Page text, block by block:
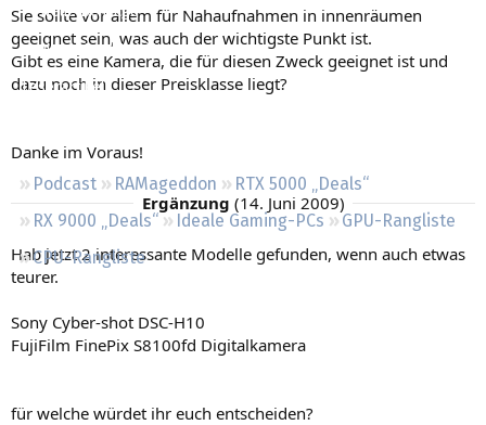
Neue Beiträge
Neueste Aktivitäten
Leserartikel
Podcast RAMageddon
RTX 5000 „Deals“
RX 9000 „Deals“
Ideale Gaming-PCs
GPU-Rangliste
CPU-Rangliste
Sie sollte vor allem für Nahaufnahmen in innenräumen
geeignet sein, was auch der wichtigste Punkt ist.
Gibt es eine Kamera, die für diesen Zweck geeignet ist und
dazu noch in dieser Preisklasse liegt?
Danke im Voraus!
Ergänzung (14. Juni 2009)
Hab jetzt 2 interessante Modelle gefunden, wenn auch etwas
teurer.
Sony Cyber-shot DSC-H10
FujiFilm FinePix S8100fd Digitalkamera
für welche würdet ihr euch entscheiden?